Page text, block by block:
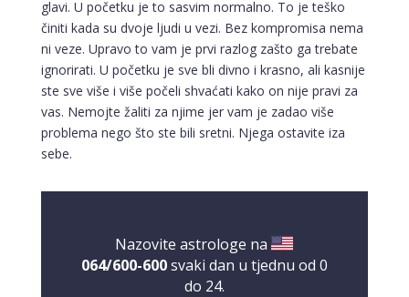
glavi. U početku je to sasvim normalno. To je teško
činiti kada su dvoje ljudi u vezi. Bez kompromisa nema
ni veze. Upravo to vam je prvi razlog zašto ga trebate
ignorirati. U početku je sve bli divno i krasno, ali kasnije
ste sve više i više počeli shvaćati kako on nije pravi za
vas. Nemojte žaliti za njime jer vam je zadao više
problema nego što ste bili sretni. Njega ostavite iza
sebe.
Nazovite astrologe na
064/600-600svaki dan u tjednu od 0
do 24.